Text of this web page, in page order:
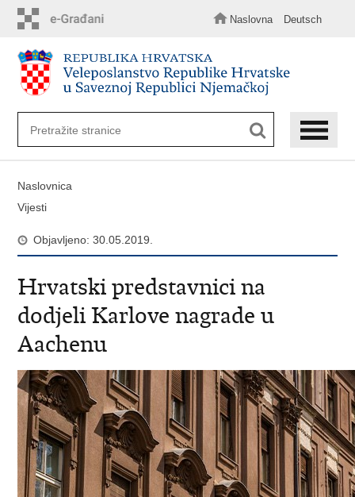
sadržaj
Naslovna Deutsch
Naslovnica
Vijesti
Objavljeno: 30.05.2019.
Hrvatski predstavnici na
dodjeli Karlove nagrade u
Aachenu